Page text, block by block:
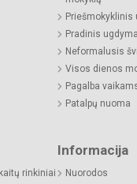
Priešmokyklinis
Pradinis
Neformalusis
Visos dienos
Pagalba
Patalpų nuoma
rinkiniai
Informacija
Nuorodos